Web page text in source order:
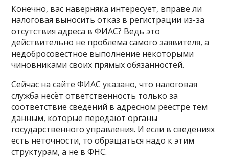
Конечно, вас наверняка интересует, вправе ли
налоговая выносить отказ в регистрации из-за
отсутствия адреса в ФИАС? Ведь это
действительно не проблема самого заявителя, а
недобросовестное выполнение некоторыми
чиновниками своих прямых обязанностей.
Сейчас на сайте ФИАС указано, что налоговая
служба несёт ответственность только за
соответствие сведений в адресном реестре тем
данным, которые передают органы
государственного управления. И если в сведениях
есть неточности, то обращаться надо к этим
структурам, а не в ФНС.